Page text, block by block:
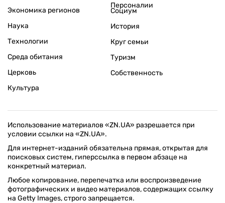
Экономика регионов
Персоналии
Наука
Технологии
Среда обитания
Церковь
Культура
Социум
История
Круг семьи
Туризм
Собственность
Использование материалов «ZN.UA» разрешается при
условии ссылки на «ZN.UA».
Для интернет-изданий обязательна прямая, открытая для
поисковых систем, гиперссылка в первом абзаце на
конкретный материал.
Любое копирование, перепечатка или воспроизведение
фотографических и видео материалов, содержащих ссылку
на Getty Images, строго запрещается.